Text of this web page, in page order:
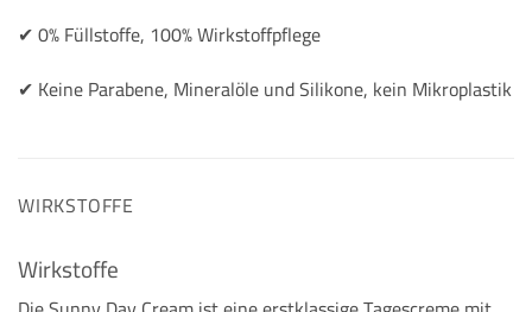
✔︎ 0% Füllstoffe, 100% Wirkstoffpflege
✔︎ Keine Parabene, Mineralöle und Silikone, kein Mikroplastik
WIRKSTOFFE
Wirkstoffe